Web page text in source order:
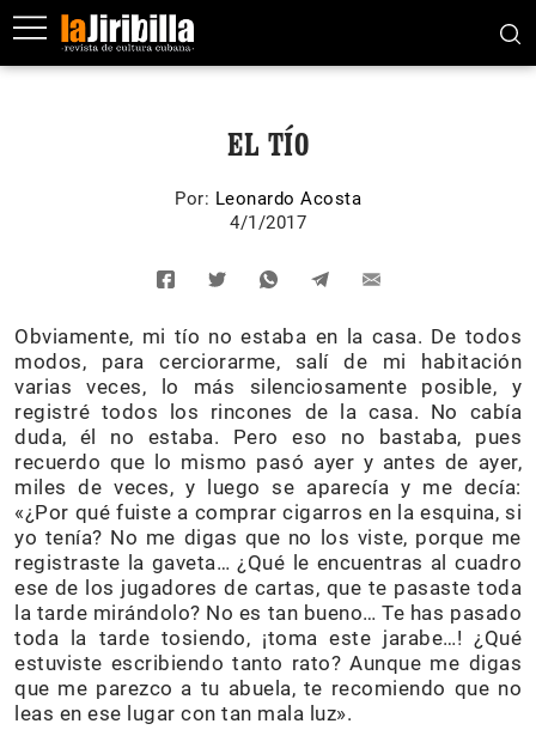
EL TÍO
Por: Leonardo Acosta
4/1/2017
Obviamente, mi tío no estaba en la casa. De todos
modos, para cerciorarme, salí de mi habitación
varias veces, lo más silenciosamente posible, y
registré todos los rincones de la casa. No cabía
duda, él no estaba. Pero eso no bastaba, pues
recuerdo que lo mismo pasó ayer y antes de ayer,
miles de veces, y luego se aparecía y me decía:
«¿Por qué fuiste a comprar cigarros en la esquina, si
yo tenía? No me digas que no los viste, porque me
registraste la gaveta… ¿Qué le encuentras al cuadro
ese de los jugadores de cartas, que te pasaste toda
la tarde mirándolo? No es tan bueno… Te has pasado
toda la tarde tosiendo, ¡toma este jarabe…! ¿Qué
estuviste escribiendo tanto rato? Aunque me digas
que me parezco a tu abuela, te recomiendo que no
leas en ese lugar con tan mala luz».